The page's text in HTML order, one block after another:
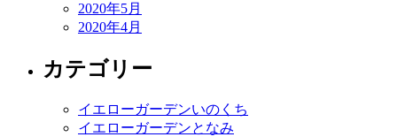
2020年5月
2020年4月
カテゴリー
イエローガーデンいのくち
イエローガーデンとなみ